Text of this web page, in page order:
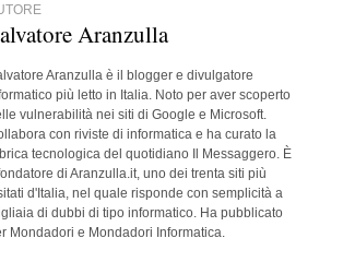
Aranzulla
Aranzulla è il blogger e divulgatore
più letto in Italia. Noto per aver scoperto
vulnerabilità nei siti di Google e Microsoft.
con riviste di informatica e ha curato la
tecnologica del quotidiano Il Messaggero. È
di Aranzulla.it, uno dei trenta siti più
d'Italia, nel quale risponde con semplicità a
di dubbi di tipo informatico. Ha pubblicato
Mondadori e Mondadori Informatica.